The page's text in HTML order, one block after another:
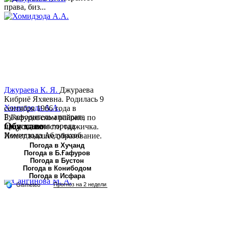
права, биз...
Хомидзода А.А.
Руководитель аппарата
председателя города
Хомидзода Абдувахоб
Абдумаджид родился 8
июня 1978 года в городе
Худжанде. По
национальности...
Джураева К. Я. Джураева
Кибриё Яхяевна. Родилась 9
сентября 1966 года в
Б.Гафуровском районе, по
национальности таджичка.
Имеет высшее образование.
В 1997 ...
Обу хаво
Погода в Хуҷанд
Погода в Б.Ғафуров
Погода в Бустон
Погода в Конибодом
Погода в Исфара